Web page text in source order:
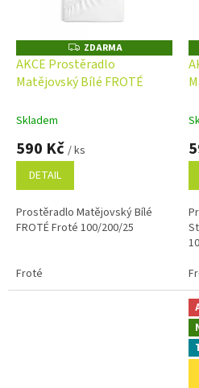
Z
D
A
R
ZDARMA
AKCE Prostěradlo
Matějovský Bílé FROTÉ
Skladem
590 Kč / ks
DETAIL
Prostěradlo Matějovský Bílé
FROTÉ Froté 100/200/25
Froté